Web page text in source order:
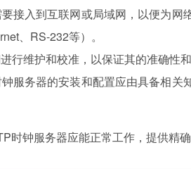
接入到互联网或局域网，以便为网
、RS-232等）。
行维护和校准，以保证其的准确性和
服务器的安装和配置应由具备相关
时钟服务器应能正常工作，提供精确